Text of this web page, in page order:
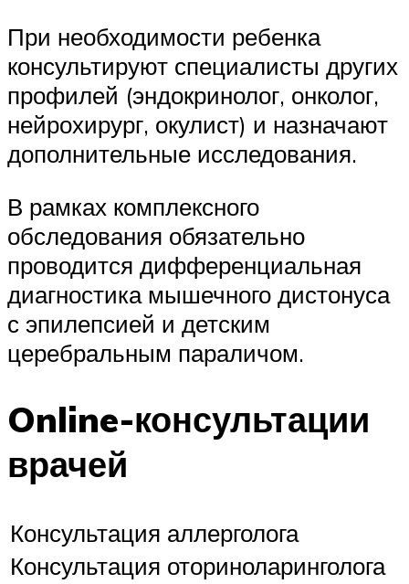
При необходимости ребенка
консультируют специалисты других
профилей (эндокринолог, онколог,
нейрохирург, окулист) и назначают
дополнительные исследования.
В рамках комплексного
обследования обязательно
проводится дифференциальная
диагностика мышечного дистонуса
с эпилепсией и детским
церебральным параличом.
Online-консультации
врачей
Консультация аллерголога
Консультация оториноларинголога